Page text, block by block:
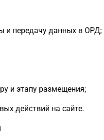
и передачу данных в ОРД;
и этапу размещения;
действий на сайте.